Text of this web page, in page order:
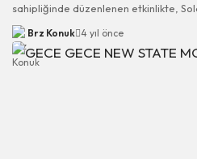
sahipliğinde düzenlenen etkinlikte,
Brz Konuk 4 yıl önce